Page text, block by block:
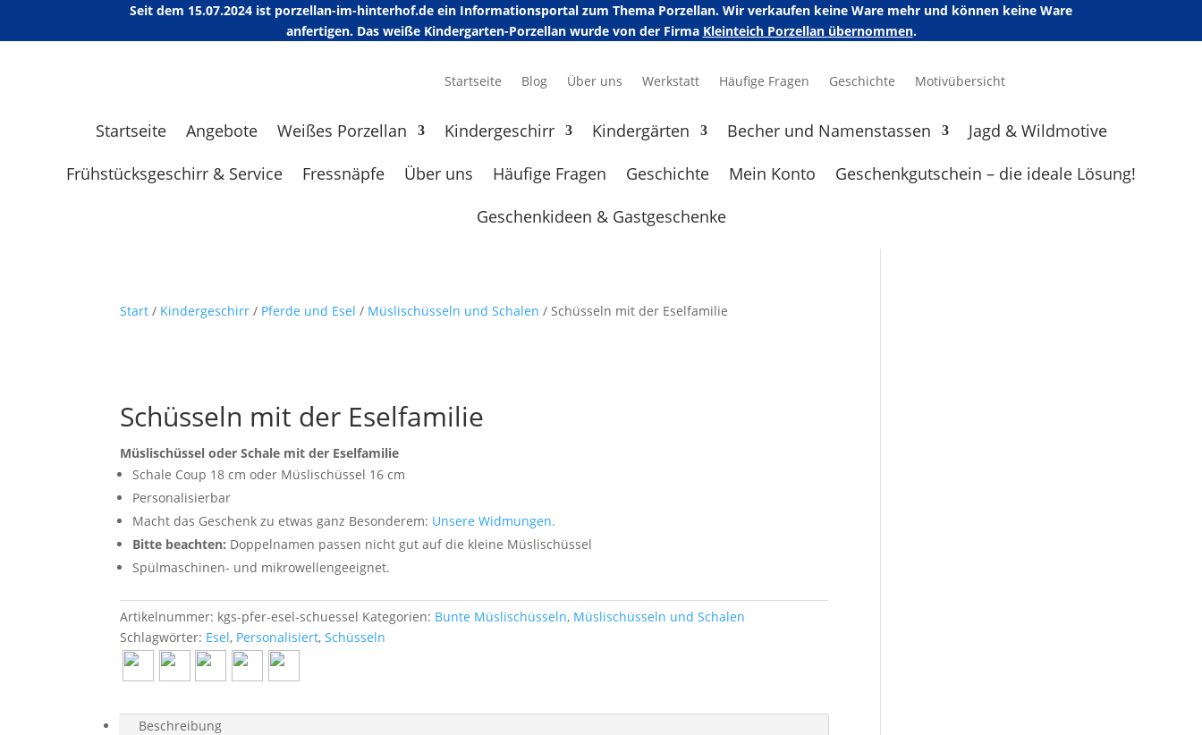
Seit dem 15.07.2024 ist porzellan-im-hinterhof.de ein Informationsportal zum Thema Porzellan. Wir verkaufen keine Ware mehr und können keine Ware
anfertigen. Das weiße Kindergarten-Porzellan wurde von der Firma Kleinteich Porzellan übernommen.
Startseite Blog Über uns Werkstatt Häufige Fragen Geschichte Motivübersicht
Startseite Angebote Weißes Porzellan Kindergeschirr Kindergärten Becher und Namenstassen
Jagd & Wildmotive
Frühstücksgeschirr & Service
Fressnäpfe Über uns Häufige Fragen Geschichte Mein Konto
Geschenkgutschein – die ideale Lösung!
Geschenkideen & Gastgeschenke
Start / Kindergeschirr / Pferde und Esel / Müslischüsseln und Schalen / Schüsseln mit der Eselfamilie
Schüsseln mit der Eselfamilie
Müslischüssel oder Schale mit der Eselfamilie
Schale Coup 18 cm oder Müslischüssel 16 cm
Personalisierbar
Macht das Geschenk zu etwas ganz Besonderem: Unsere Widmungen.
Bitte beachten: Doppelnamen passen nicht gut auf die kleine Müslischüssel
Spülmaschinen- und mikrowellengeeignet.
Artikelnummer: kgs-pfer-esel-schuessel Kategorien: Bunte Müslischüsseln, Müslischüsseln und Schalen
Schlagwörter: Esel, Personalisiert,Schüsseln
Beschreibung